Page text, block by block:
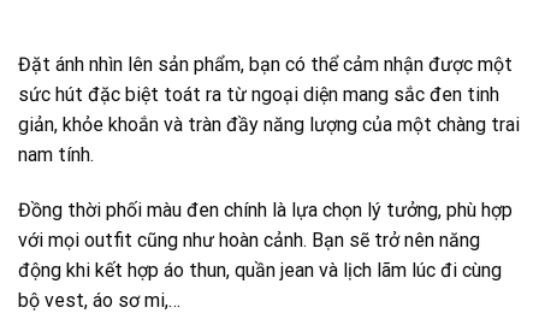
Đặt ánh nhìn lên sản phẩm, bạn có thể cảm nhận được một
sức hút đặc biệt toát ra từ ngoại diện mang sắc đen tinh
giản, khỏe khoắn và tràn đầy năng lượng của một chàng trai
nam tính.
Đồng thời phối màu đen chính là lựa chọn lý tưởng, phù hợp
với mọi outfit cũng như hoàn cảnh. Bạn sẽ trở nên năng
động khi kết hợp áo thun, quần jean và lịch lãm lúc đi cùng
bộ vest, áo sơ mi,…